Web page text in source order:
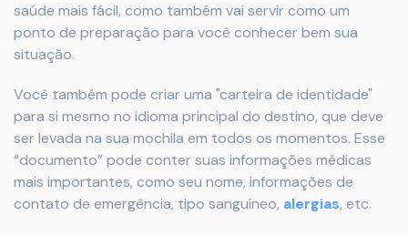
saúde mais fácil, como também vai servir como um
ponto de preparação para você conhecer bem sua
situação.
Você também pode criar uma "carteira de identidade"
para si mesmo no idioma principal do destino, que deve
ser levada na sua mochila em todos os momentos. Esse
“documento” pode conter suas informações médicas
mais importantes, como seu nome, informações de
contato de emergência, tipo sanguíneo, alergias, etc.